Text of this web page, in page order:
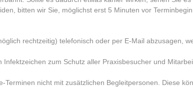
bitten wir Sie, möglichst erst 5 Minuten vor
rechtzeitig) telefonisch oder per E-Mail abzusagen,
zum Schutz aller Praxisbesucher und
nicht mit zusätzlichen Begleitpersonen. Diese